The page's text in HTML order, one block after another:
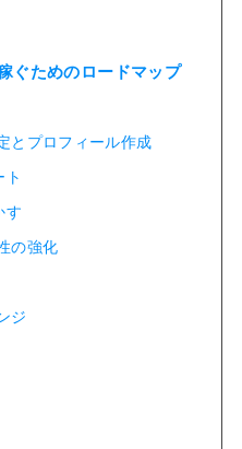
ぐためのロードマップ
とプロフィール作成
ト
す
の強化
ジ